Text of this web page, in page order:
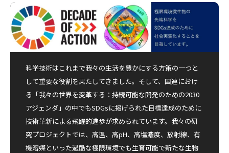
科学技術はこれまで我々の生活を豊かにする方策の一つと
して重要な役割を果たしてきました。そして、国連におけ
る「我々の世界を変革する：持続可能な開発のための2030
アジェンダ」の中でもSDGsに掲げられた目標達成のために
技術革新による飛躍的進歩が求められています。我々の研
究プロジェクトでは、高温、高pH、高塩濃度、放射線、有
機溶媒といった過酷な極限環境でも生育可能で新たな生物